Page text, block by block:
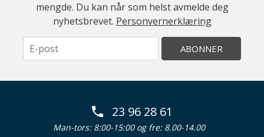
mengde. Du kan når som helst avmelde deg
nyhetsbrevet. Personvernerklæring
ABONNER
23 96 28 61
Man-tors: 8:00-15:00 og fre: 8.00-14.00